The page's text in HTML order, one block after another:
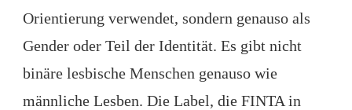
Orientierung verwendet, sondern genauso als
Gender oder Teil der Identität. Es gibt nicht
binäre lesbische Menschen genauso wie
männliche Lesben. Die Label, die FINTA in